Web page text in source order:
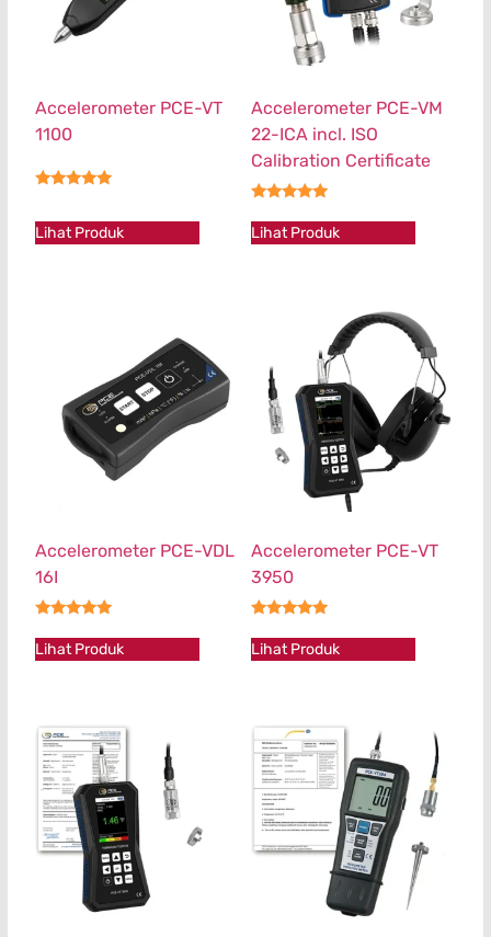
Accelerometer PCE-VT
1100
Lihat Produk
Accelerometer PCE-VM
22-ICA incl. ISO
Calibration Certificate
Lihat Produk
Accelerometer PCE-VDL
16I
Lihat Produk
Accelerometer PCE-VT
3950
Lihat Produk